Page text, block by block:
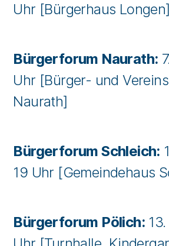
Uhr [Bürgerhaus Longen]
Bürgerforum Naurath:
Uhr [Bürger- und
Naurath]
Bürgerforum Schleich:
19 Uhr [Gemeindehaus
Bürgerforum Pölich: